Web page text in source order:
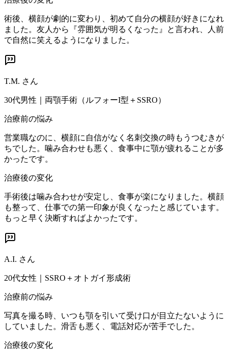
術後、横顔が劇的に変わり、初めて自分の横顔が好きになれ
ました。友人から『雰囲気が明るくなった』と言われ、人前
で自然に笑えるようになりました。
T.M. さん
30代男性 両顎手術（ルフォーI型＋SSRO）
治療前の悩み
営業職なのに、横顔に自信がなく名刺交換の時もうつむきが
ちでした。噛み合わせも悪く、食事中に顎が疲れることが多
かったです。
治療後の変化
手術後は噛み合わせが安定し、食事が楽になりました。横顔
も整って、仕事での第一印象が良くなったと感じています。
もっと早く決断すればよかったです。
A.I. さん
20代女性 SSRO＋オトガイ形成術
治療前の悩み
写真を撮る時、いつも顎を引いて受け口が目立たないように
していました。滑舌も悪く、電話対応が苦手でした。
治療後の変化